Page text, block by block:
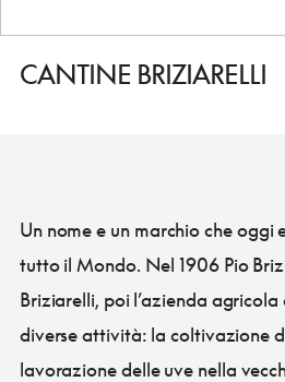
CANTINE BRIZIARELLI
Un nome e un marchio che
tutto il Mondo. Nel 1906 Pio
Briziarelli, poi l’azienda agricola
diverse attività: la coltivazione
lavorazione delle uve nella